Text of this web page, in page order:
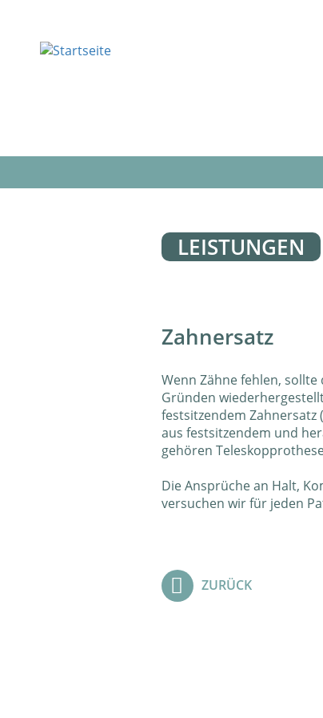
Hauptnavigation
LEISTUNGEN
Zahnersatz
Wenn Zähne fehlen,
Gründen
festsitzendem
aus festsitzendem und
gehören
Die Ansprüche an Halt,
versuchen wir für jeden
Page-ZURÜCK